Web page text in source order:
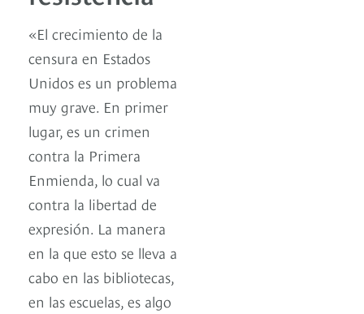
«El crecimiento de la
censura en Estados
Unidos es un problema
muy grave. En primer
lugar, es un crimen
contra la Primera
Enmienda, lo cual va
contra la libertad de
expresión. La manera
en la que esto se lleva a
cabo en las bibliotecas,
en las escuelas, es algo